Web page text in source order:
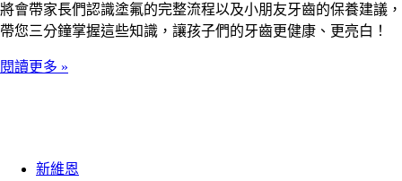
將會帶家長們認識塗氟的完整流程以及小朋友牙齒的保養建議，
帶您三分鐘掌握這些知識，讓孩子們的牙齒更健康、更亮白！
閱讀更多 »
新維恩